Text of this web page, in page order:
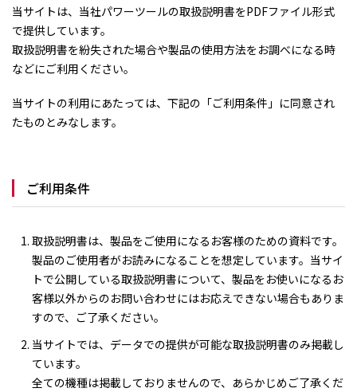
当サイトは、当社パワーツールの取扱説明書をPDFファイル形式
で提供しています。
取扱説明書を紛失された場合や製品の使用方法をお調べになる時
などにご利用ください。
当サイトの利用にあたっては、下記の「ご利用条件」に同意され
たものとみなします。
ご利用条件
取扱説明書は、製品をご使用になるお客様のための資料です。
製品のご使用者がお読みになることを想定しています。当サイ
トで公開している取扱説明書について、製品をお使いになるお
客様以外からのお問い合わせにはお応えできない場合もありま
すので、ご了承ください。
当サイトでは、データでの提供が可能な取扱説明書のみ掲載し
ています。
全ての機種は掲載しておりませんので、あらかじめご了承くだ